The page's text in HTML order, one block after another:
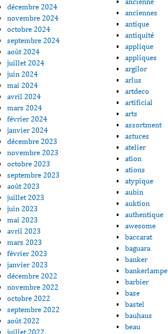
décembre 2024
novembre 2024
octobre 2024
septembre 2024
août 2024
juillet 2024
juin 2024
mai 2024
avril 2024
mars 2024
février 2024
janvier 2024
décembre 2023
novembre 2023
octobre 2023
septembre 2023
août 2023
juillet 2023
juin 2023
mai 2023
avril 2023
mars 2023
février 2023
janvier 2023
décembre 2022
novembre 2022
octobre 2022
septembre 2022
août 2022
juillet 2022
anciennes
antique
antiquité
applique
appliques
argilor
arlus
artdeco
artificial
arts
assortment
astuces
atelier
ation
ations
atypique
aubin
auktion
authentique
awesome
baccarat
baguara
banker
bankerlampe
barbier
base
bastel
bauhaus
beau